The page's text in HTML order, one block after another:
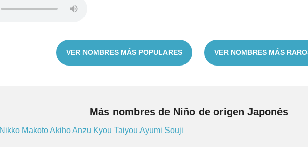
VER NOMBRES MÁS POPULARES VER NOMBRES MÁS
Más nombres de Niño de origen Japonés
Nikko MakotoAkihoAnzu Kyou Taiyou Ayumi Souji